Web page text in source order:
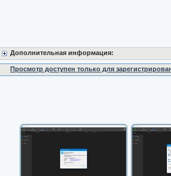
Дополнительная информация:
Просмотр доступен только для